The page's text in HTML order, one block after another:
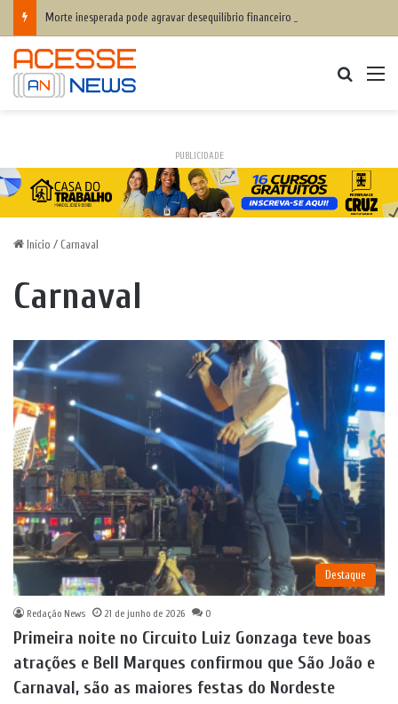
Morte inesperada pode agravar desequilíbrio financeiro das famílias
PUBLICIDADE
Início / Carnaval
Carnaval
Destaque
Redação News 21 de junho de 2026 0
Primeira noite no Circuito Luiz Gonzaga teve boas
atrações e Bell Marques confirmou que São João e
Carnaval, são as maiores festas do Nordeste